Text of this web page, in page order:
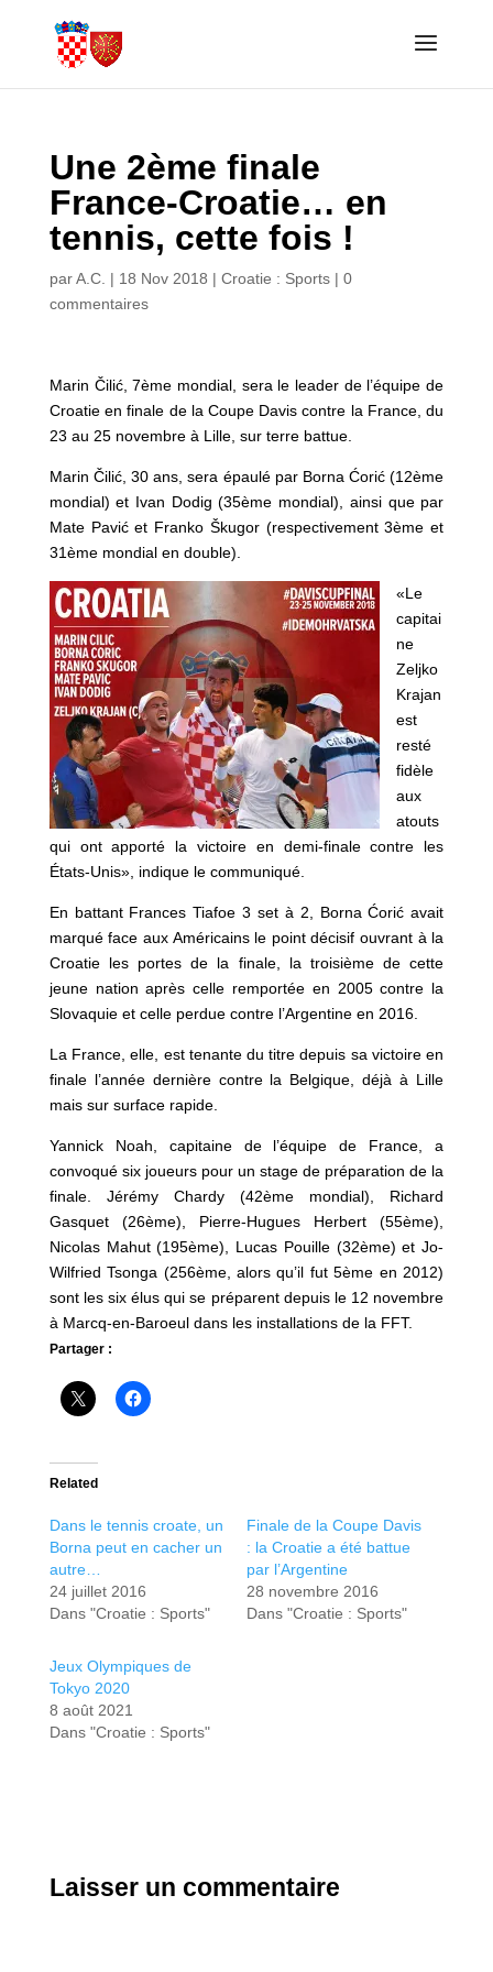
Une 2ème finale
France-Croatie… en
tennis, cette fois !
parA.C. | 18 Nov 2018 | Croatie : Sports| 0
commentaires
Marin Čilić, 7ème mondial, sera le leader de l’équipe de
Croatie en finale de la Coupe Davis contre la France, du
23 au 25 novembre à Lille, sur terre battue.
Marin Čilić, 30 ans, sera épaulé par Borna Ćorić (12ème
mondial) et Ivan Dodig (35ème mondial), ainsi que par
Mate Pavić et Franko Škugor (respectivement 3ème et
31ème mondial en double).
«Le
capitai
ne
Zeljko
Krajan
est
resté
fidèle
aux
atouts
qui ont apporté la victoire en demi-finale contre les
États-Unis», indique le communiqué.
En battant Frances Tiafoe 3 set à 2, Borna Ćorić avait
marqué face aux Américains le point décisif ouvrant à la
Croatie les portes de la finale, la troisième de cette
jeune nation après celle remportée en 2005 contre la
Slovaquie et celle perdue contre l’Argentine en 2016.
La France, elle, est tenante du titre depuis sa victoire en
finale l’année dernière contre la Belgique, déjà à Lille
mais sur surface rapide.
Yannick Noah, capitaine de l’équipe de France, a
convoqué six joueurs pour un stage de préparation de la
finale. Jérémy Chardy (42ème mondial), Richard
Gasquet (26ème), Pierre-Hugues Herbert (55ème),
Nicolas Mahut (195ème), Lucas Pouille (32ème) et Jo-
Wilfried Tsonga (256ème, alors qu’il fut 5ème en 2012)
sont les six élus qui se préparent depuis le 12 novembre
à Marcq-en-Baroeul dans les installations de la FFT.
Partager :
Related
Dans le tennis croate, un
Borna peut en cacher un
autre…
24 juillet 2016
Dans "Croatie : Sports"
Finale de la Coupe Davis
: la Croatie a été battue
par l’Argentine
28 novembre 2016
Dans "Croatie : Sports"
Jeux Olympiques de
Tokyo 2020
8 août 2021
Dans "Croatie : Sports"
Laisser un commentaire